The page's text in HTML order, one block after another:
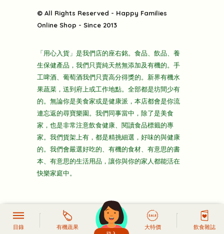
雜貨部
折上折大特價
主頁
快樂電視台
送貨
隱私政策
© All Rights Reserved - Happy Families
Online Shop - Since 2013
「用心入貨」是我們店的座右銘。食品、飲品、養
生保健產品，我們只賣純天然無添加及有機的。手
工啤酒、葡萄酒我們只賣高分得獎的。新界有機水
果蔬菜，送到府上或工作地點。全部都是坊間少有
的。無論你是美食家或是健康派，本店都會是你流
連忘返的尋寶樂園。我們同事當中，除了是美食
家，也是非常注意飲食健康、閱讀食品標籤的專
家。我們貨架上有，都是精挑細選，好味的與健康
的。我們會嚴選好吃的、有機的食材、有意思的書
本、有意思的生活用品，讓你與你的家人都能活在
快樂家庭中。
目錄
有機蔬果
大特價 飲食雜誌